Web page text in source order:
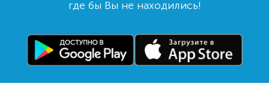
где бы Вы не находились!